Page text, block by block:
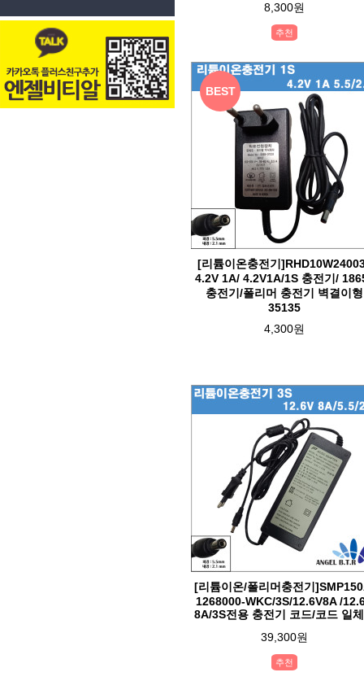
8,300원
추천
[리튬이온충전기
4.2V 1A/ 4.2V1A/1S 충전기/
충전기/폴리머 충전기 벽결이형
35135
4,300원
BEST
[리튬이온/폴리머충전기
1268000-WKC/3S/12.6V8A /
8A/3S전용 충전기 코드/코드 일
39,300원
추천